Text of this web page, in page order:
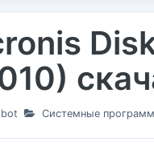
Системные